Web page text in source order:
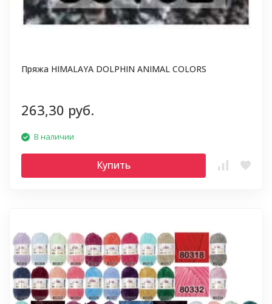
Пряжа HIMALAYA DOLPHIN ANIMAL COLORS
263,30 руб.
В наличии
Купить